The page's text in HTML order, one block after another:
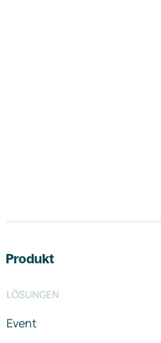
Produkt
LÖSUNGEN
Event